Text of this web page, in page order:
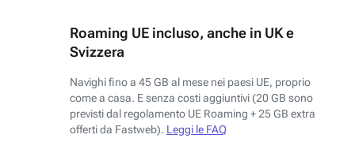
Roaming UE incluso, anche in UK e
Svizzera
Navighi fino a 45 GB al mese nei paesi UE, proprio
come a casa. E senza costi aggiuntivi (20 GB sono
previsti dal regolamento UE Roaming + 25 GB extra
offerti da Fastweb). Leggi le FAQ